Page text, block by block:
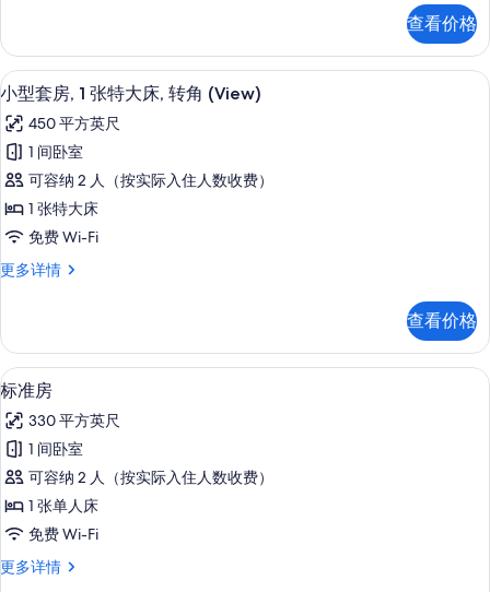
人
床,
无
障
碍
(Mobility)
的
所
有
2
张
双
床,
无
障
碍
(Mobility)
更
多
信
查看价格
显
示
小
型
套
房,
张
大
床,
转
角
(View)
的
所
有
照
高档床上用品、客房内保险箱、办公
4
小型套房, 1 张特大床, 转角 (View)
450 平方英尺
1 间卧室
可容纳 2 人（按实际入住人数收费）
1 张特大床
免费 Wi-Fi
更多详情
小
1
张
特
床,
转
角
(View)
更
多
信
息
查看价格
显
示
标
准
房
的
有
高档床上用品、客房内保险箱、办公
7
标准房
330 平方英尺
1 间卧室
可容纳 2 人（按实际入住人数收费）
1 张单人床
免费 Wi-Fi
更多详情
标